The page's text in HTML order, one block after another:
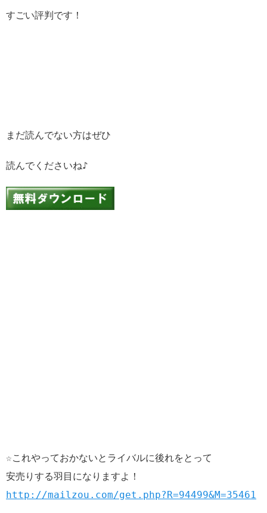
すごい評判です！
まだ読んでない方はぜひ
読んでくださいね♪
☆これやっておかないとライバルに後れをとって
安売りする羽目になりますよ！
http://mailzou.com/get.php?R=94499&M=35461